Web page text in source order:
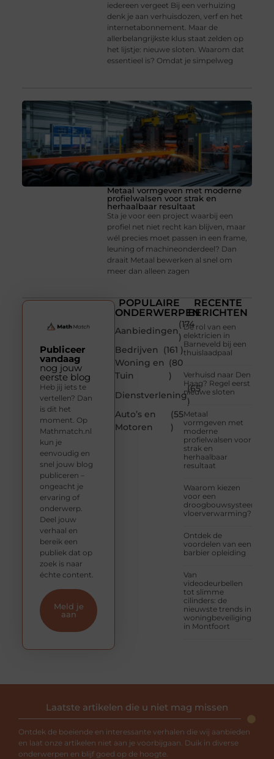
iedereen vergeet Bij een verhuizing
denk je aan verhuisdozen, verf en het
internetabonnement. Maar de
allerbelangrijkste klus staat zelden op
het lijstje: nieuwe sloten. Waarom dat
essentieel is? Omdat je simpelweg
Metaal vormgeven met moderne
profielwalsen voor strak en
herhaalbaar resultaat
Sta je voor een project waarbij een
profiel net niet recht kan blijven, maar
wél precies moet passen in een frame,
leuning of machineonderdeel? Dan
draait Metaal bewerken al snel om
meer dan alleen zagen
POPULAIRE
ONDERWERPEN
Aanbiedingen
(174
)
Bedrijven
(161 )
Woning en
Tuin
(80
)
Dienstverlening
(65
)
Auto’s en
Motoren
(55
)
RECENTE
BERICHTEN
De rol van een
elektricien in
Barneveld bij een
thuislaadpaal
Verhuisd naar Den
Haag? Regel eerst
nieuwe sloten
Metaal
vormgeven met
moderne
profielwalsen voor
strak en
herhaalbaar
resultaat
Waarom kiezen
voor een
droogbouwsysteem
vloerverwarming?
Ontdek de
voordelen van een
barbier opleiding
Van
videodeurbellen
tot slimme
cilinders: de
nieuwste trends in
woningbeveiliging
in Montfoort
Publiceer
vandaag
nog jouw
eerste blog
Heb jij iets te
vertellen? Dan
is dit het
moment. Op
Mathmatch.nl
kun je
eenvoudig en
snel jouw blog
publiceren –
ongeacht je
ervaring of
onderwerp.
Deel jouw
verhaal en
bereik een
publiek dat op
zoek is naar
échte content.
Meld je
aan
Laatste artikelen die u niet mag missen
Ontdek de boeiende en interessante verhalen die wij aanbieden
en laat onze artikelen niet aan je voorbijgaan. Duik in diverse
onderwerpen en blijf goed op de hoogte.